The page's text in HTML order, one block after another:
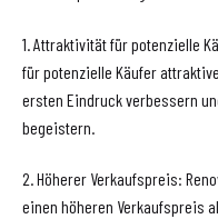
1. Attraktivität für potenzielle
für potenzielle Käufer
ersten Eindruck verbessern
begeistern.
2. Höherer Verkaufspreis:
einen höheren Verkaufspreis